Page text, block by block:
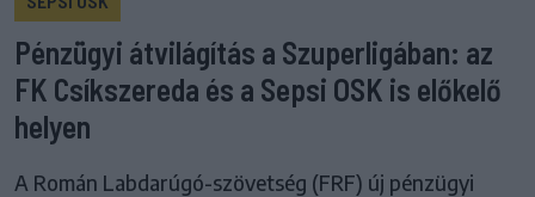
Pénzügyi átvilágítás a Szuperligában: az
FK Csíkszereda és a Sepsi OSK is előkelő
helyen
A Román Labdarúgó-szövetség (FRF) új pénzügyi